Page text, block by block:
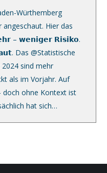
Würthemberg
Hier das
– 𝘄𝗲𝗻𝗶𝗴𝗲𝗿 𝗥𝗶𝘀𝗶𝗸𝗼.
Das @Statistische
sind mehr
als im Vorjahr. Auf
doch ohne Kontext ist
hat sich…